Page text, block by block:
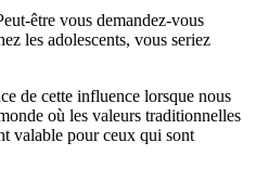
être vous demandez-vous
les adolescents, vous seriez
de cette influence lorsque nous
où les valeurs traditionnelles
valable pour ceux qui sont